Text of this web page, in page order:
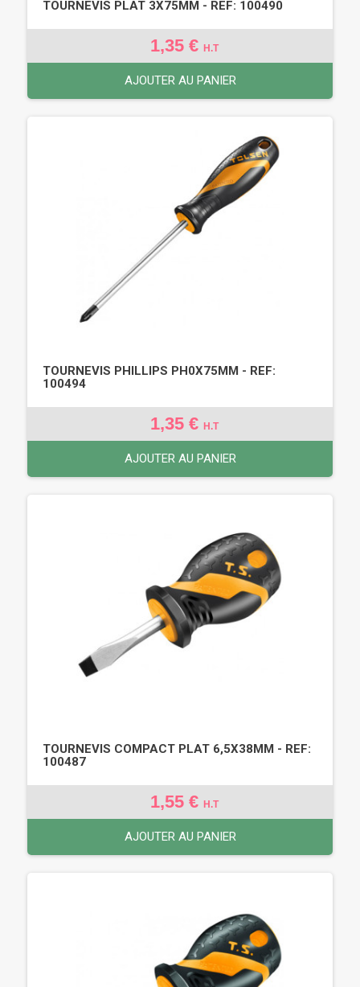
TOURNEVIS PLAT 3X75MM - REF: 100490
1,35 € H.T
AJOUTER AU PANIER
TOURNEVIS PHILLIPS PH0X75MM - REF:
100494
1,35 € H.T
AJOUTER AU PANIER
TOURNEVIS COMPACT PLAT 6,5X38MM - REF:
100487
1,55 € H.T
AJOUTER AU PANIER